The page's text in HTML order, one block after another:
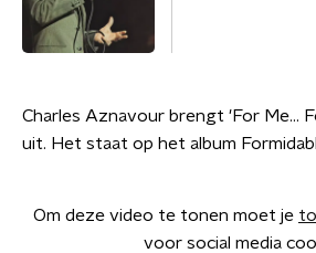
Charles Aznavour brengt 'For Me...
uit. Het staat op het album
Om deze video te tonen moet je
voor social media